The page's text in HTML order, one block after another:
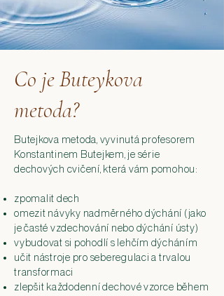
Co je Buteykova
metoda?
Butejkova metoda, vyvinutá profesorem
Konstantinem Butejkem, je série
dechových cvičení, která vám pomohou:
zpomalit dech
omezit návyky nadměrného dýchání (jako
je časté vzdechování nebo dýchání ústy)
vybudovat si pohodlí s lehčím dýcháním
učit nástroje pro seberegulaci a trvalou
transformaci
zlepšit každodenní dechové vzorce během